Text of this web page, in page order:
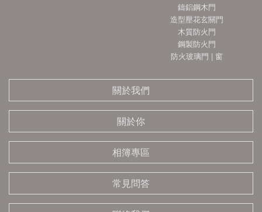
鑄鋁鋼木門
造型壓花玄關門
木質防火門
鋼製防火門
防火玻璃門 | 窗
關於我們
關於你
相簿專區
常見問答